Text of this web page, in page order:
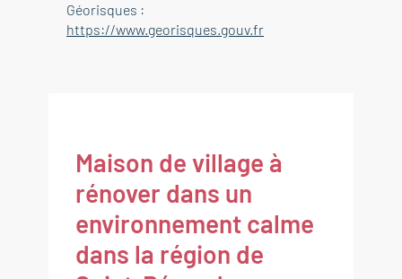
Géorisques :
https://www.georisques.gouv.fr
Maison de village à
rénover dans un
environnement calme
dans la région de